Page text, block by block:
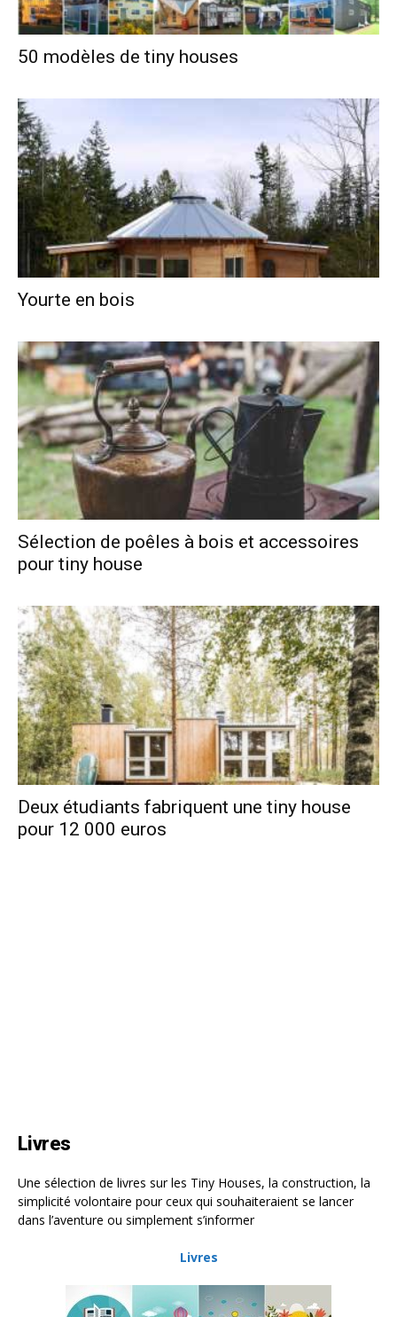
50 modèles de tiny houses
Yourte en bois
Sélection de poêles à bois et accessoires
pour tiny house
Deux étudiants fabriquent une tiny house
pour 12 000 euros
Livres
Une sélection de livres sur les Tiny Houses, la construction, la
simplicité volontaire pour ceux qui souhaiteraient se lancer
dans l’aventure ou simplement s’informer
Livres